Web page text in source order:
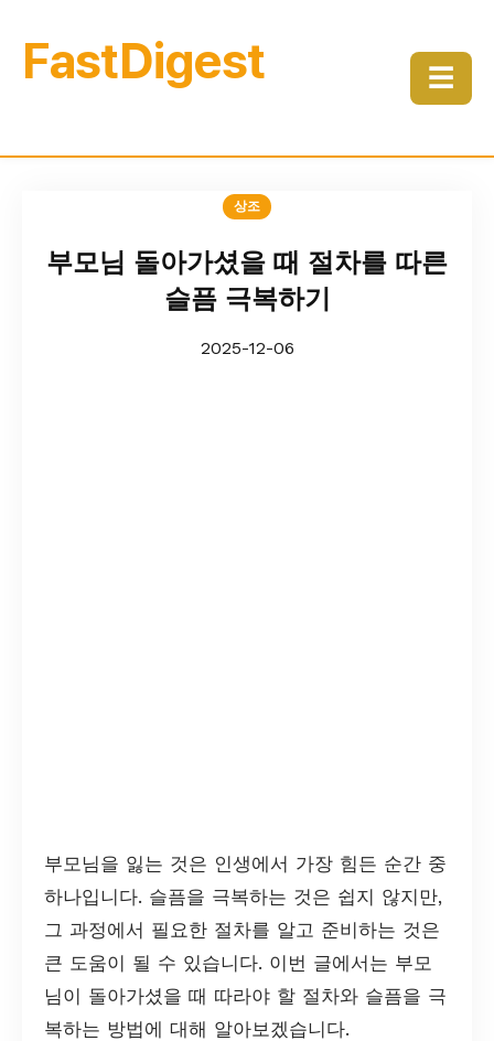
FastDigest ☰
상조
부모님 돌아가셨을 때 절차를 따른
슬픔 극복하기
2025-12-06
부모님을 잃는 것은 인생에서 가장 힘든 순간 중
하나입니다. 슬픔을 극복하는 것은 쉽지 않지만,
그 과정에서 필요한 절차를 알고 준비하는 것은
큰 도움이 될 수 있습니다. 이번 글에서는 부모
님이 돌아가셨을 때 따라야 할 절차와 슬픔을 극
복하는 방법에 대해 알아보겠습니다.